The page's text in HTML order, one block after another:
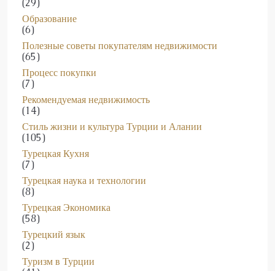
Образование
(6)
Полезные советы покупателям недвижимости
(65)
Процесс покупки
(7)
Рекомендуемая недвижимость
(14)
Стиль жизни и культура Турции и Алании
(105)
Турецкая Кухня
(7)
Турецкая наука и технологии
(8)
Турецкая Экономика
(58)
Турецкий язык
(2)
Туризм в Турции
(41)